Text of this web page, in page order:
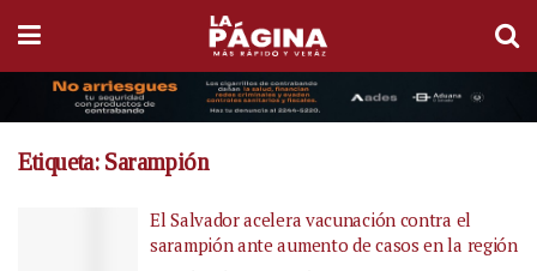
Etiqueta: Sarampión
El Salvador acelera vacunación contra el
sarampión ante aumento de casos en la región